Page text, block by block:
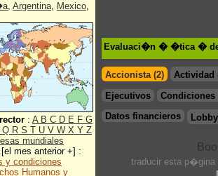
, Argentina, Mexico,
: A B C D E F G
Q R S T U V W X Y Z
mundiales
mes anterior +] :
y condiciones
Humanos y
Evaluaci�n � �tica �
Accionista (2)
Actividad
Ejecutivos
Condiciones
Datos financieros
traducir esta